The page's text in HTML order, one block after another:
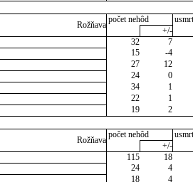
Rožňava
počet nehôd
+/-
32 7
15 -4
27 12
24 0
34 1
22 1
19 2
Rožňava
počet nehôd
+/-
115 18
24 4
18 4